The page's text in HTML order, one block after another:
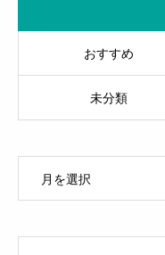
おすすめ
未分類